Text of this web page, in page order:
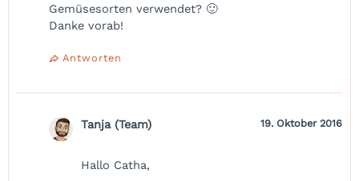
Gemüsesorten verwendet? 🙂
Danke vorab!
Antworten
Tanja (Team) 19. Oktober 2016
Hallo Catha,